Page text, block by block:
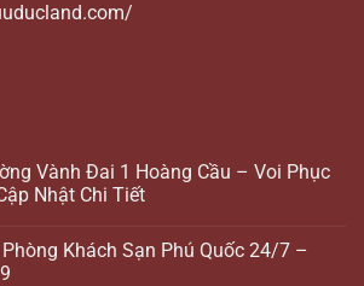
Vành Đai 1 Hoàng Cầu – Voi Phục
Nhật Chi Tiết
Khách Sạn Phú Quốc 24/7 –